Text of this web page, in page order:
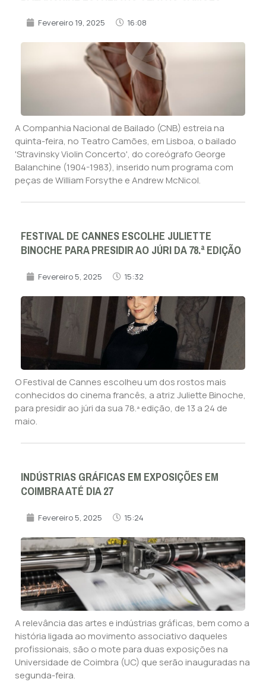
Fevereiro 19, 2025 16:08
A Companhia Nacional de Bailado (CNB) estreia na
quinta-feira, no Teatro Camões, em Lisboa, o bailado
'Stravinsky Violin Concerto', do coreógrafo George
Balanchine (1904-1983), inserido num programa com
peças de William Forsythe e Andrew McNicol.
FESTIVAL DE CANNES ESCOLHE JULIETTE
BINOCHE PARA PRESIDIR AO JÚRI DA 78.ª EDIÇÃO
Fevereiro 5, 2025 15:32
O Festival de Cannes escolheu um dos rostos mais
conhecidos do cinema francês, a atriz Juliette Binoche,
para presidir ao júri da sua 78.ª edição, de 13 a 24 de
maio.
INDÚSTRIAS GRÁFICAS EM EXPOSIÇÕES EM
COIMBRA ATÉ DIA 27
Fevereiro 5, 2025 15:24
A relevância das artes e indústrias gráficas, bem como a
história ligada ao movimento associativo daqueles
profissionais, são o mote para duas exposições na
Universidade de Coimbra (UC) que serão inauguradas na
segunda-feira.